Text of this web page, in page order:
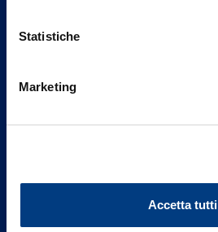
Statistiche
Marketing
Accetta tutti
Vittoria Assicurazioni S.p.A.